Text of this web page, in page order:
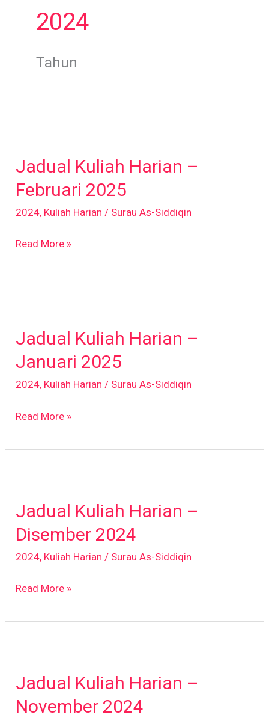
2024
Tahun
Jadual Kuliah Harian –
Februari 2025
2024, Kuliah Harian / Surau As-Siddiqin
Harian
–
Read More »
Jadual Kuliah Harian –
Januari 2025
2024, Kuliah Harian / Surau As-Siddiqin
Harian
Read More »
Jadual Kuliah Harian –
Disember 2024
2024, Kuliah Harian / Surau As-Siddiqin
Harian
–
Read More »
Jadual Kuliah Harian –
November 2024
Harian
–